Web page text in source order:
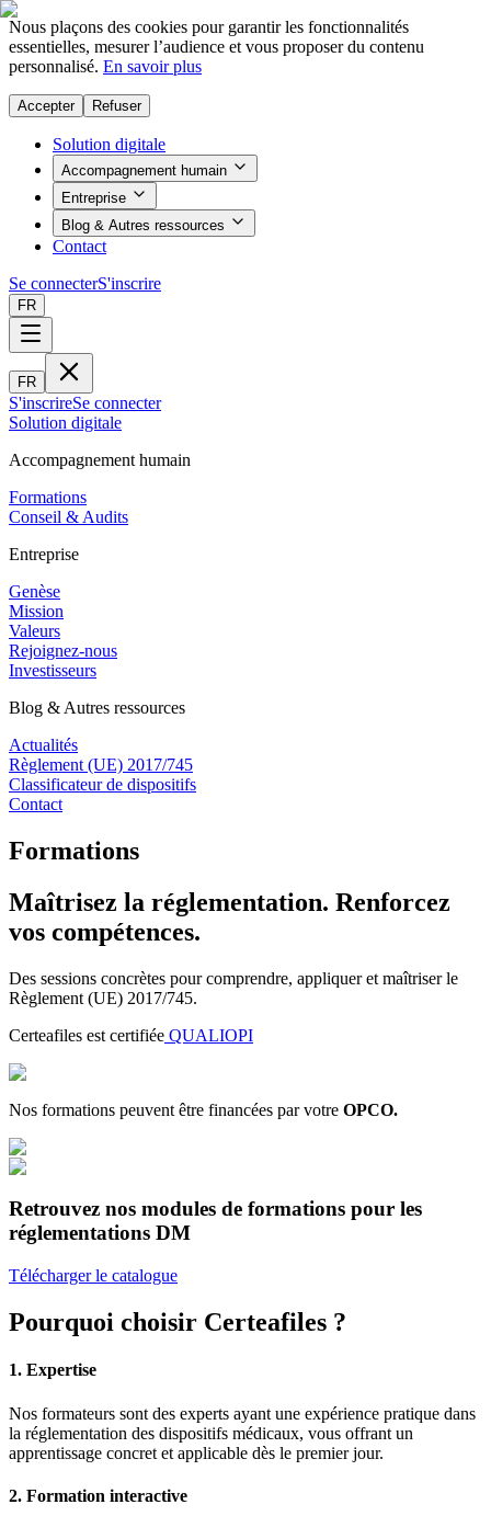
Nous plaçons des cookies pour garantir les fonctionnalités
essentielles, mesurer l’audience et vous proposer du contenu
personnalisé. En savoir plus
Accepter Refuser
Solution digitale
Accompagnement humain
Entreprise
Blog & Autres ressources
Contact
Se connecterS'inscrire
FR
FR
S'inscrireSe connecter
Solution digitale
Accompagnement humain
Formations
Conseil & Audits
Entreprise
Genèse
Mission
Valeurs
Rejoignez-nous
Investisseurs
Blog & Autres ressources
Actualités
Règlement (UE) 2017/745
Classificateur de dispositifs
Contact
Formations
Maîtrisez la réglementation. Renforcez
vos compétences.
Des sessions concrètes pour comprendre, appliquer et maîtriser le
Règlement (UE) 2017/745.
Certeafiles est certifiée QUALIOPI
Nos formations peuvent être financées par votre OPCO.
Retrouvez nos modules de formations pour les
réglementations DM
Télécharger le catalogue
Pourquoi choisir Certeafiles ?
1. Expertise
Nos formateurs sont des experts ayant une expérience pratique dans
la réglementation des dispositifs médicaux, vous offrant un
apprentissage concret et applicable dès le premier jour.
2. Formation interactive